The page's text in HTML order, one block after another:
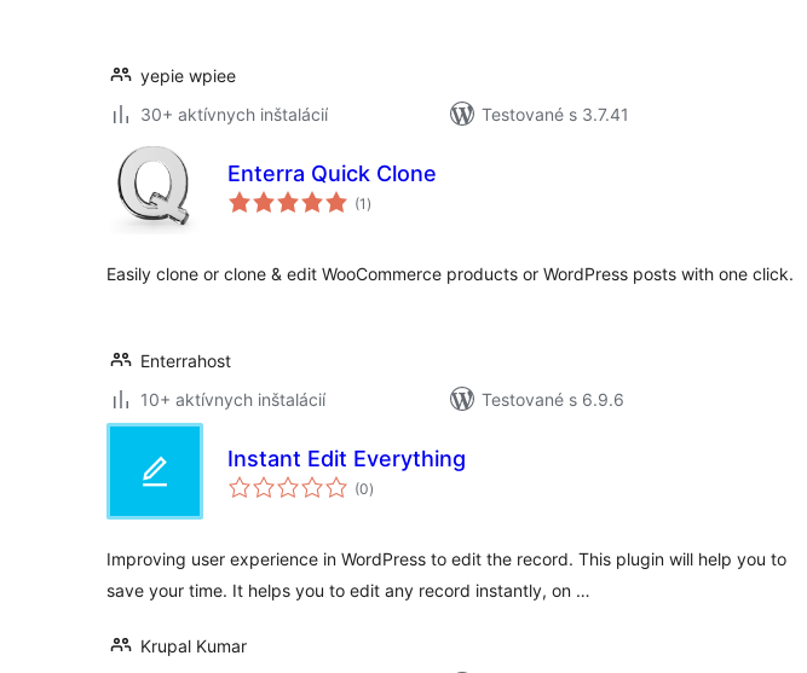
yepie wpiee
30+ aktívnych inštalácií
Testované s 3.7.41
Enterra Quick Clone
(1 celkové
hodnotenie
)
Easily clone or clone & edit WooCommerce products or WordPress posts with one click.
Enterrahost
10+ aktívnych inštalácií
Testované s 6.9.6
Instant Edit Everything
(0celkové
hodnotenie
)
Improving user experience in WordPress to edit the record. This plugin will help you to
save your time. It helps you to edit any record instantly, on …
Krupal Kumar